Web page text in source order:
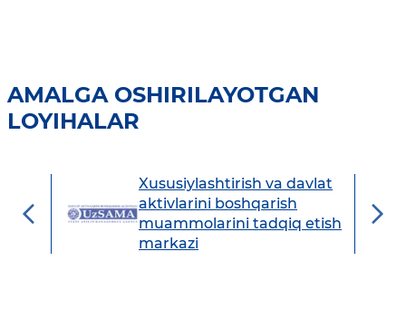
AMALGA OSHIRILAYOTGAN
LOYIHALAR
Xususiylashtirish va davlat
aktivlarini boshqarish
muammolarini tadqiq etish
markazi